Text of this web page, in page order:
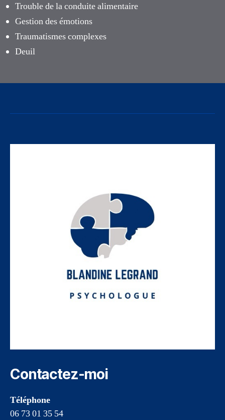
Trouble de la conduite alimentaire
Gestion des émotions
Traumatismes complexes
Deuil
Contactez-moi
Téléphone
06 73 01 35 54